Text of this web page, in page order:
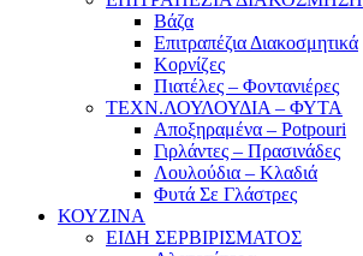
Βάζα
Επιτραπέζια Διακοσμητικά
Κορνίζες
Πιατέλες – Φοντανιέρες
ΤΕΧΝ.ΛΟΥΛΟΥΔΙΑ – ΦΥΤΑ
Αποξηραμένα – Potpouri
Γιρλάντες – Πρασινάδες
Λουλούδια – Κλαδιά
Φυτά Σε Γλάστρες
ΚΟΥΖΙΝΑ
ΕΙΔΗ ΣΕΡΒΙΡΙΣΜΑΤΟΣ